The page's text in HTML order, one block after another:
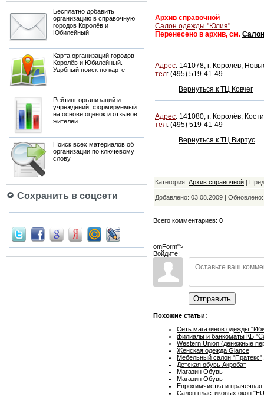
Бесплатно добавить
организацию в справочную
городов Королёв и
Юбилейный
Карта организаций городов
Королёв и Юбилейный.
Удобный поиск по карте
Рейтинг организаций и
учреждений, формируемый
на основе оценок и отзывов
жителей
Поиск всех материалов об
организации по ключевому
слову
Сохранить в соцсети
Архив справочной
Салон одежды "Юлия"
Перенесено в архив, см.
Адрес: 141078, г. Королёв,
тел: (495) 519-41-49
Вернуться к ТЦ Ковчег
Адрес: 141080, г. Королёв,
тел: (495) 519-41-49
Вернуться к ТЦ Виртус
Категория: Архив справочной |
Добавлено: 03.08.2009 |
Всего комментариев: 0
omForm">
Войдите:
Отправить
Похожие статьи:
Сеть магазинов одежды
филиалы и банкоматы КБ
Western Union (денежные
Женская одежда Glance
Мебельный салон
Детская обувь Акробат
Магазин Обувь
Магазин Обувь
Еврохимчистка и
Салон пластиковых окон